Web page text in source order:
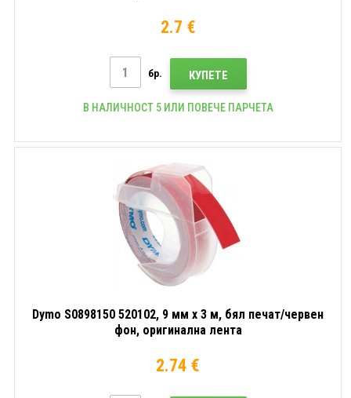
2.7 €
бр. КУПЕТЕ
В НАЛИЧНОСТ 5 ИЛИ ПОВЕЧЕ ПАРЧЕТА
Dymo S0898150 520102, 9 мм x 3 м, бял печат/червен
фон, оригинална лента
2.74 €